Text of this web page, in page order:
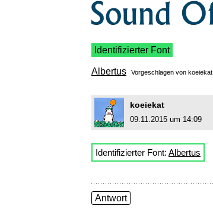
Identifizierter Font
Albertus Vorgeschlagen von koeiekat
koeiekat
09.11.2015 um 14:09
Identifizierter Font: Albertus
Antwort